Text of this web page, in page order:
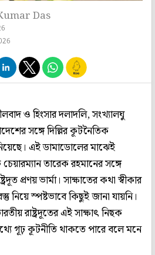
Das
ও হিংসার দলাদলি, সংখ্যালঘু
সঙ্গে দিল্লির কূটনৈতিক
এই ডামাডোলের মাঝেই
তারেক রহমানের সঙ্গে
প্রণয় ভার্মা। সাক্ষাতের কথা স্বীকার
স্পষ্টভাবে কিছুই জানা যায়নি।
রাষ্ট্রদূতের এই সাক্ষাৎ নিছক
গূঢ় কূটনীতি থাকতে পারে বলে মনে